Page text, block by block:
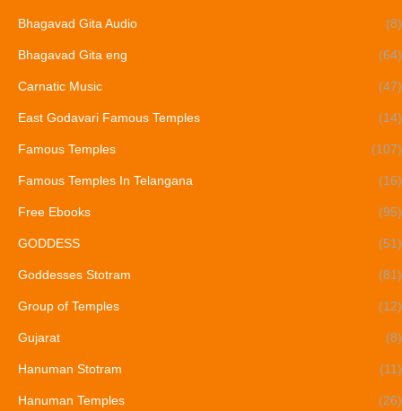
Bhagavad Gita Audio (8)
Bhagavad Gita eng (64)
Carnatic Music (47)
East Godavari Famous Temples (14)
Famous Temples (107)
Famous Temples In Telangana (16)
Free Ebooks (95)
GODDESS (51)
Goddesses Stotram (81)
Group of Temples (12)
Gujarat (8)
Hanuman Stotram (11)
Hanuman Temples (26)